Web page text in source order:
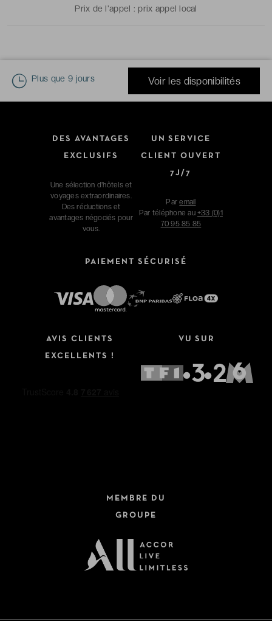
Prix de l'appel :prix appel local
Plus que 9 jours Voir les disponibilités
DES AVANTAGES
EXCLUSIFS
Une sélection d'hôtels et
voyages extraordinaires.
Des réductions et
avantages négociés pour
vous.
UN SERVICE
CLIENT OUVERT
7J/7
Paremail
Par téléphone au +33 (0)1
70 95 85 85
PAIEMENT SÉCURISÉ
AVIS CLIENTS
EXCELLENTS !
VU SUR
MEMBRE DU
GROUPE